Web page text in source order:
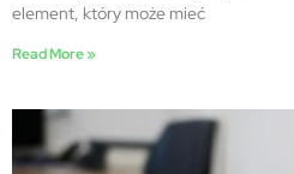
element, który może mieć
Read More »